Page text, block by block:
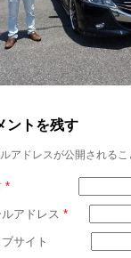
ントを残す
アドレスが公開されるこ
*
アドレス *
サイト